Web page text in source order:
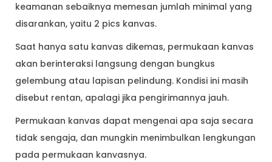
keamanan sebaiknya memesan jumlah minimal yang
disarankan, yaitu 2 pics kanvas.
Saat hanya satu kanvas dikemas, permukaan kanvas
akan berinteraksi langsung dengan bungkus
gelembung atau lapisan pelindung. Kondisi ini masih
disebut rentan, apalagi jika pengirimannya jauh.
Permukaan kanvas dapat mengenai apa saja secara
tidak sengaja, dan mungkin menimbulkan lengkungan
pada permukaan kanvasnya.